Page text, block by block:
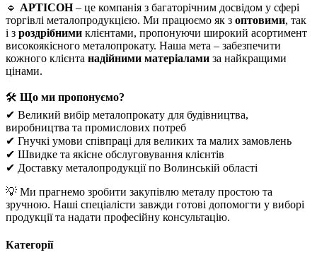
🔹 АРТІСОН– це компанія з багаторічним досвідом у сфері
торгівлі металопродукцією. Ми працюємо як з оптовими, так
і з роздрібними клієнтами, пропонуючи широкий асортимент
високоякісного металопрокату. Наша мета – забезпечити
кожного клієнта надійними матеріалами за найкращими
цінами.
🛠 Що ми пропонуємо?
✔ Великий вибір металопрокату для будівництва,
виробництва та промислових потреб
✔ Гнучкі умови співпраці для великих та малих замовлень
✔ Швидке та якісне обслуговування клієнтів
✔ Доставку металопродукції по Волинській області
💡 Ми прагнемо зробити закупівлю металу простою та
зручною. Наші спеціалісти завжди готові допомогти у виборі
продукції та надати професійну консультацію.
Категорії